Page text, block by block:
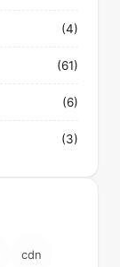
(4)
(61)
(6)
(3)
cdn